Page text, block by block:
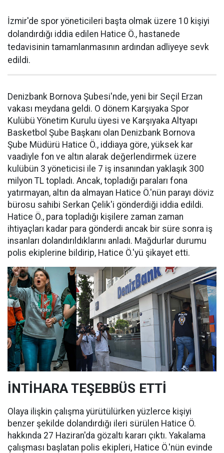
İzmir'de spor yöneticileri başta olmak üzere 10 kişiyi
dolandırdığı iddia edilen Hatice Ö., hastanede
tedavisinin tamamlanmasının ardından adliyeye sevk
edildi.
Denizbank Bornova Şubesi'nde, yeni bir Seçil Erzan
vakası meydana geldi. O dönem Karşıyaka Spor
Kulübü Yönetim Kurulu üyesi ve Karşıyaka Altyapı
Basketbol Şube Başkanı olan Denizbank Bornova
Şube Müdürü Hatice Ö., iddiaya göre, yüksek kar
vaadiyle fon ve altın alarak değerlendirmek üzere
kulübün 3 yöneticisi ile 7 iş insanından yaklaşık 300
milyon TL topladı. Ancak, topladığı paraları fona
yatırmayan, altın da almayan Hatice Ö.'nün parayı döviz
bürosu sahibi Serkan Çelik'i gönderdiği iddia edildi.
Hatice Ö., para topladığı kişilere zaman zaman
ihtiyaçları kadar para gönderdi ancak bir süre sonra iş
insanları dolandırıldıklarını anladı. Mağdurlar durumu
polis ekiplerine bildirip, Hatice Ö.'yü şikayet etti.
İNTİHARA TEŞEBBÜS ETTİ
Olaya ilişkin çalışma yürütülürken yüzlerce kişiyi
benzer şekilde dolandırdığı ileri sürülen Hatice Ö.
hakkında 27 Haziran'da gözaltı kararı çıktı. Yakalama
çalışması başlatan polis ekipleri, Hatice Ö.'nün evinde